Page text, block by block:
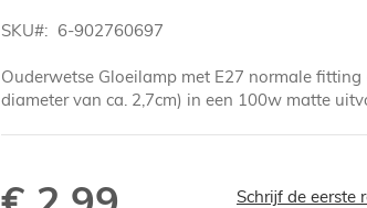
SKU 6-902760697
Ouderwetse Gloeilamp met E27 normale
diameter van ca. 2,7cm) in een 100w matte
Schrijf de eerste